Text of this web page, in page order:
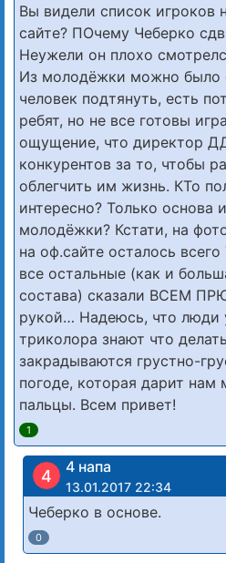
Вы видели список игроков
сайте? ПОчему Чеберко
Неужели он плохо
Из молодёжки можно было
человек подтянуть, есть
ребят, но не все готовы
ощущение, что директор
конкурентов за то, чтобы
облегчить им жизнь. КТо
интересно? Только основа
молодёжки? Кстати, на
на оф.сайте осталось
все остальные (как и
состава) сказали ВСЕМ
рукой… Надеюсь, что люди
триколора знают что
закрадываются грустно-
погоде, которая дарит нам
пальцы. Всем привет!
1
4 4 напа
13.01.2017 22:34
Чеберко в основе.
0